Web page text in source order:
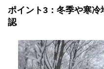
ポイント3：冬季や寒
認